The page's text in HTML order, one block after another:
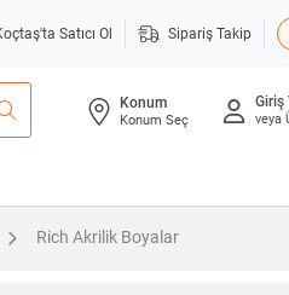
Satıcı Ol Sipariş Takip
Konum
Konum Seç
Giriş
veya
Rich Akrilik Boyalar